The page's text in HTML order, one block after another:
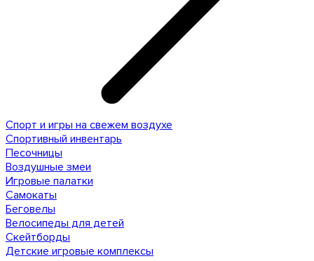
Спорт и игры на свежем воздухе
Спортивный инвентарь
Песочницы
Воздушные змеи
Игровые палатки
Самокаты
Беговелы
Велосипеды для детей
Скейтборды
Детские игровые комплексы